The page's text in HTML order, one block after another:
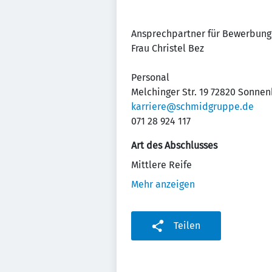
Ansprechpartner für
Frau Christel Bez
Personal
Melchinger Str. 19 72820
karriere@schmidgruppe.de
071 28 924 117
Art des Abschlusses
Mittlere Reife
Mehr anzeigen
Teilen